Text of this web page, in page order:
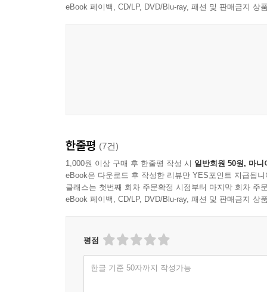
eBook 페이백, CD/LP, DVD/Blu-ray, 패션 및 판매금지 상
한줄평 (7건)
1,000원 이상 구매 후 한줄평 작성 시 일반회원 50원, 마니
eBook은 다운로드 후 작성한 리뷰만 YES포인트 지급됩니
클래스는 첫번째 회차 주문확정 시점부터 마지막 회차 주
eBook 페이백, CD/LP, DVD/Blu-ray, 패션 및 판매금지 상
평점
한글 기준 50자까지 작성가능